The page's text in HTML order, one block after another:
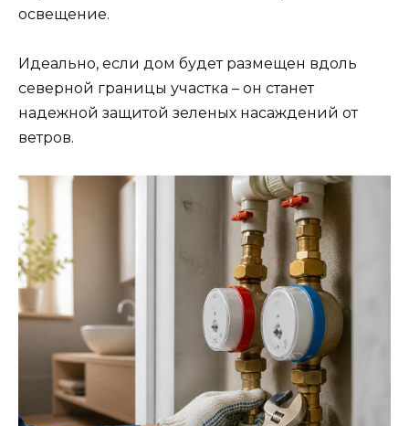
освещение.
Идеально, если дом будет размещен вдоль
северной границы участка – он станет
надежной защитой зеленых насаждений от
ветров.